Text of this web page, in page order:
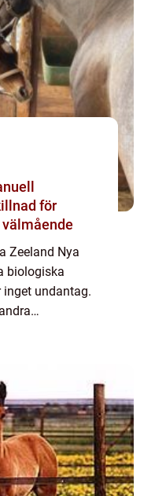
för
Zeeland Nya
biologiska
undantag.